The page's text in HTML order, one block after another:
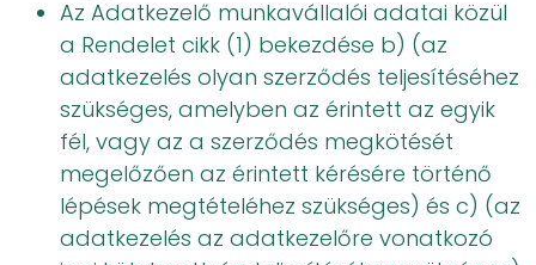
Az Adatkezelő munkavállalói adatai közül
a Rendelet cikk (1) bekezdése b) (az
adatkezelés olyan szerződés teljesítéséhez
szükséges, amelyben az érintett az egyik
fél, vagy az a szerződés megkötését
megelőzően az érintett kérésére történő
lépések megtételéhez szükséges) és c) (az
adatkezelés az adatkezelőre vonatkozó